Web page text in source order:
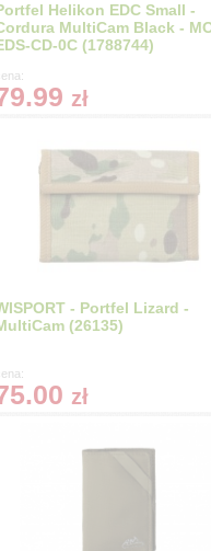
Helikon EDC Small -
MultiCam Black -
CD-0C (1788744)
zł
- Portfel Lizard -
(26135)
zł